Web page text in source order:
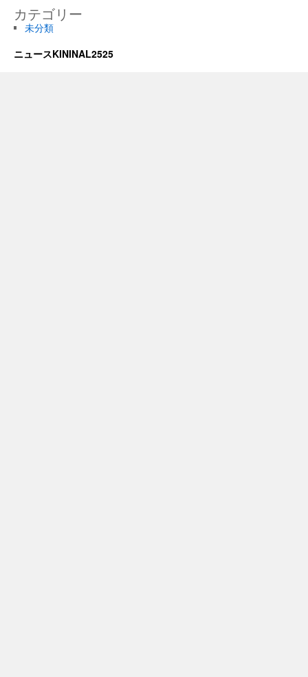
カテゴリー
未分類
ニュースKININAL2525